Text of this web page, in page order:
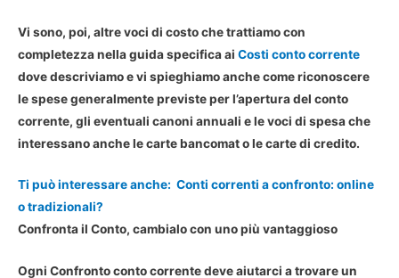
Vi sono, poi, altre voci di costo che trattiamo con
completezza nella guida specifica ai Costi conto corrente
dove descriviamo e vi spieghiamo anche come riconoscere
le spese generalmente previste per l’apertura del conto
corrente, gli eventuali canoni annuali e le voci di spesa che
interessano anche le carte bancomat o le carte di credito.
Ti può interessare anche: Conti correnti a confronto: online
o tradizionali?
Confronta il Conto, cambialo con uno più vantaggioso
Ogni Confronto conto corrente deve aiutarci a trovare un